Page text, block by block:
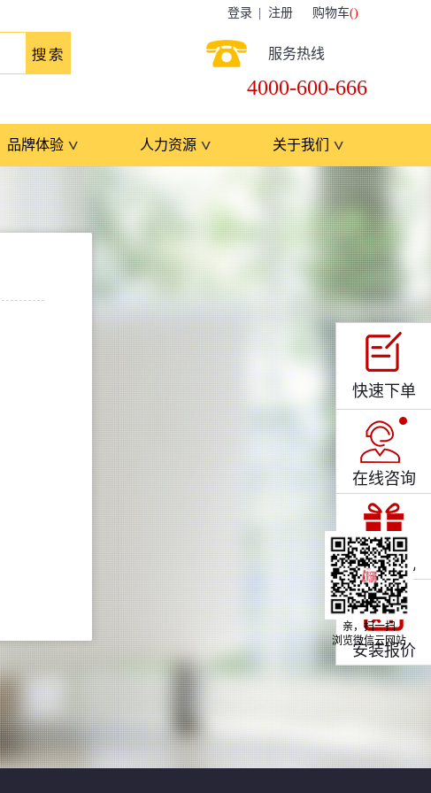
购物车()
登录 注册
服务热线
4000-600-666
品牌体验 人力资源 关于我们
快速下单
在线咨询
关注有礼
安装报价
亲，扫一扫
浏览微信云网站